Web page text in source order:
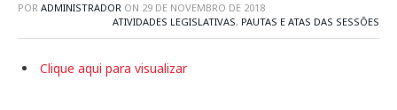
POR ADMINISTRADOR ON 29 DE NOVEMBRO DE 2018
ATIVIDADES LEGISLATIVAS, PAUTAS E ATAS DAS SESSÕES
Clique aqui para visualizar